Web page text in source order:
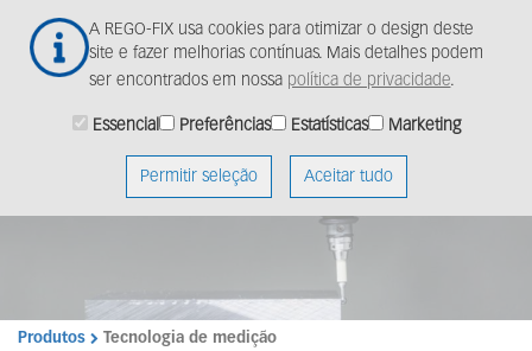
A REGO-FIX usa cookies para otimizar o design deste
site e fazer melhorias contínuas. Mais detalhes podem
ser encontrados em nossa política de privacidade.
Essencial Preferências Estatísticas Marketing
Permitir seleção Aceitar tudo
para
Produtos Tecnologia de medição